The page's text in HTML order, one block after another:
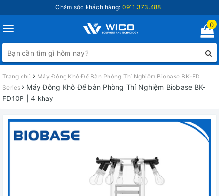
Chăm sóc khách hàng: 0911.373.488
Toggle
navigation
0
Trang chủ
Máy Đông Khô Để Bàn Phòng Thí Nghiệm Biobase BK-FD
Series
Máy Đông Khô Để bàn Phòng Thí Nghiệm Biobase BK-
FD10P | 4 khay